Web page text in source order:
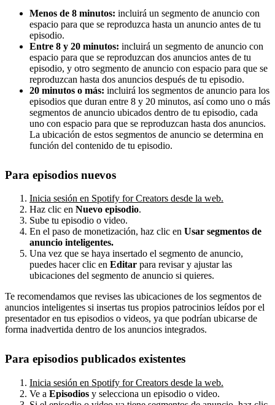
Menos de 8 minutos: incluirá un segmento de anuncio con
espacio para que se reproduzca hasta un anuncio antes de tu
episodio.
Entre 8 y 20 minutos: incluirá un segmento de anuncio con
espacio para que se reproduzcan dos anuncios antes de tu
episodio, y otro segmento de anuncio con espacio para que se
reproduzcan hasta dos anuncios después de tu episodio.
20 minutos o más: incluirá los segmentos de anuncio para los
episodios que duran entre 8 y 20 minutos, así como uno o más
segmentos de anuncio ubicados dentro de tu episodio, cada
uno con espacio para que se reproduzcan hasta dos anuncios.
La ubicación de estos segmentos de anuncio se determina en
función del contenido de tu episodio.
Para episodios nuevos
Inicia sesión en Spotify for Creators desde la web.
Haz clic en Nuevo episodio.
Sube tu episodio o video.
En el paso de monetización, haz clic en Usar segmentos de
anuncio inteligentes.
Una vez que se haya insertado el segmento de anuncio,
puedes hacer clic en Editar para revisar y ajustar las
ubicaciones del segmento de anuncio si quieres.
Te recomendamos que revises las ubicaciones de los segmentos de
anuncios inteligentes si insertas tus propios patrocinios leídos por el
presentador en tus episodios o videos, ya que podrían ubicarse de
forma inadvertida dentro de los anuncios integrados.
Para episodios publicados existentes
Inicia sesión en Spotify for Creators desde la web.
Ve a Episodios y selecciona un episodio o video.